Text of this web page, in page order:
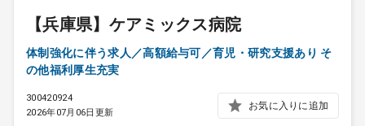
【兵庫県】ケアミックス病院
体制強化に伴う求人／高額給与可／育児・研究支援あり そ
の他福利厚生充実
300420924
2026年07月06日更新
お気に入りに追加